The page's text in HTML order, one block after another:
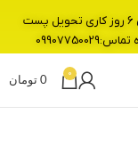
0
0 تومان
لطفا توجه داشته باشید تمامی محصولات بین 3 الی 6 روز کاری تحویل پست